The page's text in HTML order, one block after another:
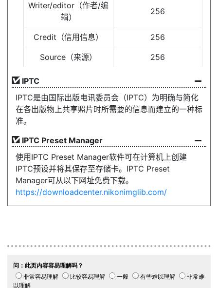
Writer/editor（作者/编
辑）
256
Credit（信用信息） 256
Source（来源） 256
IPTC
IPTC是由国际出版电讯委员会（IPTC）为明确与简化
在各出版物上共享照片时所需要的信息而建立的一种标
准。
IPTC Preset Manager
使用IPTC Preset Manager软件可在计算机上创建
IPTC预设并将其保存至存储卡。IPTC Preset
Manager可从以下网址免费下载。
https://downloadcenter.nikonimglib.com/